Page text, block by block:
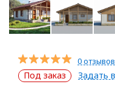
0 отзывов
Под заказ Задать